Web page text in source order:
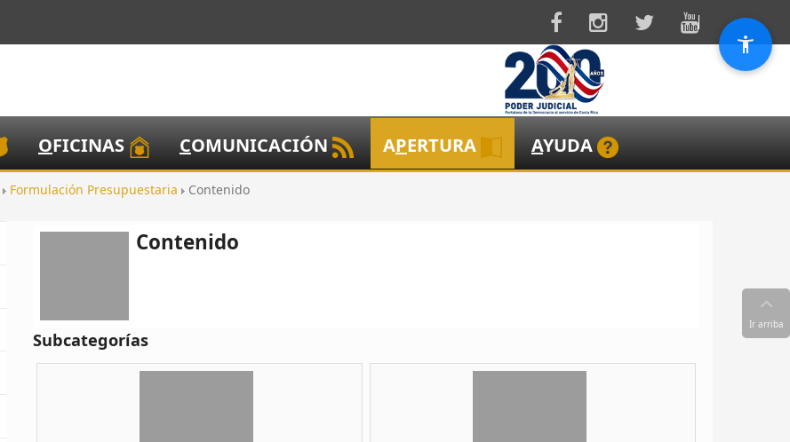
OFICINAS COMUNICACIÓN APERTURA AYUDA
Formulación Presupuestaria Contenido
Contenido
Subcategorías
Ir arriba